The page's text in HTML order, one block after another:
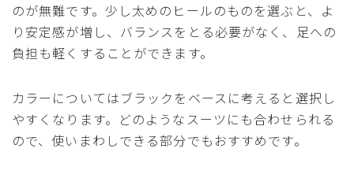
のが無難です。少し太めのヒールのものを選ぶと、よ
り安定感が増し、バランスをとる必要がなく、足への
負担も軽くすることができます。
カラーについてはブラックをベースに考えると選択し
やすくなります。どのようなスーツにも合わせられる
ので、使いまわしできる部分でもおすすめです。